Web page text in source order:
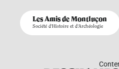
Les Amis de Montluçon
Société d'Histoire et d'Archéologie